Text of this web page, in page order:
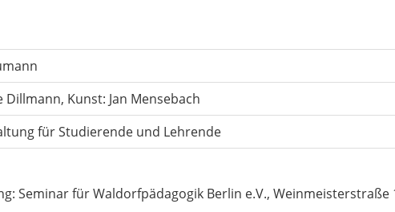
Dillmann, Kunst: Jan Mensebach
für Studierende und Lehrende
Seminar für Waldorfpädagogik Berlin e.V., Weinmeisterstraße